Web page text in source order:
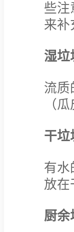
些注
来补
湿垃
流质
（
干垃
有水
放在
厨余